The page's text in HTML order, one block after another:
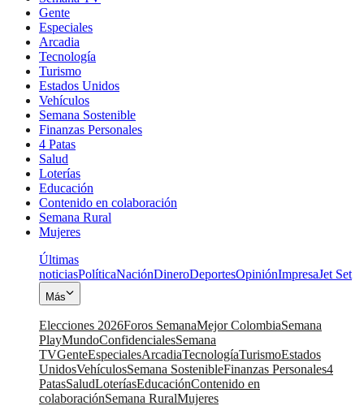
Gente
Especiales
Arcadia
Tecnología
Turismo
Estados Unidos
Vehículos
Semana Sostenible
Finanzas Personales
4 Patas
Salud
Loterías
Educación
Contenido en colaboración
Semana Rural
Mujeres
Últimas
noticiasPolíticaNaciónDineroDeportesOpiniónImpresaJet Set
Más
Elecciones 2026Foros SemanaMejor ColombiaSemana
PlayMundoConfidencialesSemana
TVGenteEspecialesArcadiaTecnologíaTurismoEstados
UnidosVehículosSemana SostenibleFinanzas Personales4
PatasSaludLoteríasEducaciónContenido en
colaboraciónSemana RuralMujeres